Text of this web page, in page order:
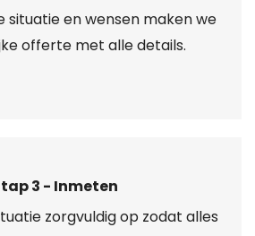
situatie en wensen maken we
offerte met alle details.
3 - Inmeten
zorgvuldig op zodat alles